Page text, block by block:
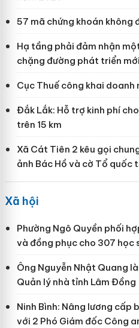
57 mã chứng khoán không
Hạ tầng phải đảm nhận
chặng đường phát triển mới
Cục Thuế công khai
Đắk Lắk: Hỗ trợ kinh phí
trên 15 km
Xã Cát Tiên 2 kêu gọi
ảnh Bác Hồ và cờ Tổ quốc
Xã hội
Phường Ngô Quyền phối
và đồng phục cho 307 học
Ông Nguyễn Nhật Quang
Quản lý nhà tỉnh Lâm Đồng
Ninh Bình: Nâng lương cấp
với 2 Phó Giám đốc Công